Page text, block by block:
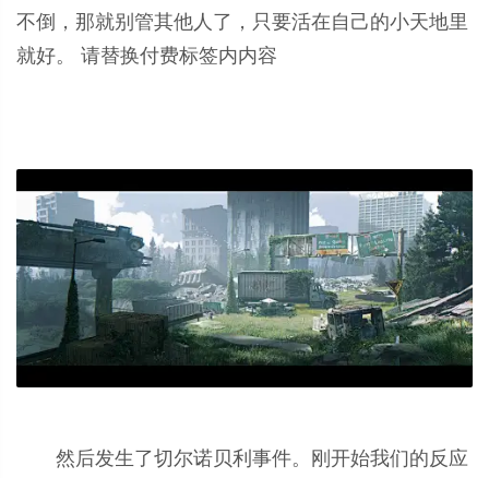
不倒，那就别管其他人了，只要活在自己的小天地里
就好。
请替换付费标签内内容
然后发生了切尔诺贝利事件。刚开始我们的反应